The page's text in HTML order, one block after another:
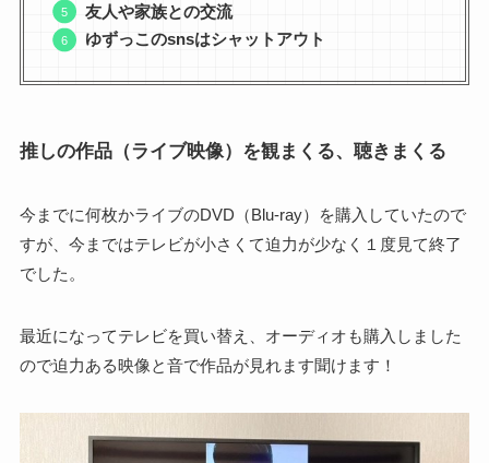
友人や家族との交流
ゆずっこのsnsはシャットアウト
推しの作品（ライブ映像）を観まくる、聴きまくる
今までに何枚かライブのDVD（Blu-ray）を購入していたので
すが、今まではテレビが小さくて迫力が少なく１度見て終了
でした。
最近になってテレビを買い替え、オーディオも購入しました
ので迫力ある映像と音で作品が見れます聞けます！